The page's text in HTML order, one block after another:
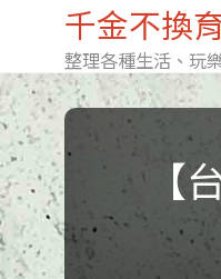
千金不換
整理各種生活、玩